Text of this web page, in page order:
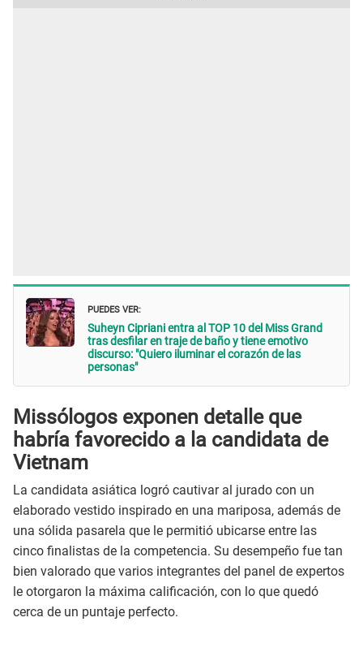
PUEDES VER:
Suheyn Cipriani entra al TOP 10 del Miss Grand
tras desfilar en traje de baño y tiene emotivo
discurso: "Quiero iluminar el corazón de las
personas"
Missólogos exponen detalle que
habría favorecido a la candidata de
Vietnam
La candidata asiática logró cautivar al jurado con un
elaborado vestido inspirado en una mariposa, además de
una sólida pasarela que le permitió ubicarse entre las
cinco finalistas de la competencia. Su desempeño fue tan
bien valorado que varios integrantes del panel de expertos
le otorgaron la máxima calificación, con lo que quedó
cerca de un puntaje perfecto.